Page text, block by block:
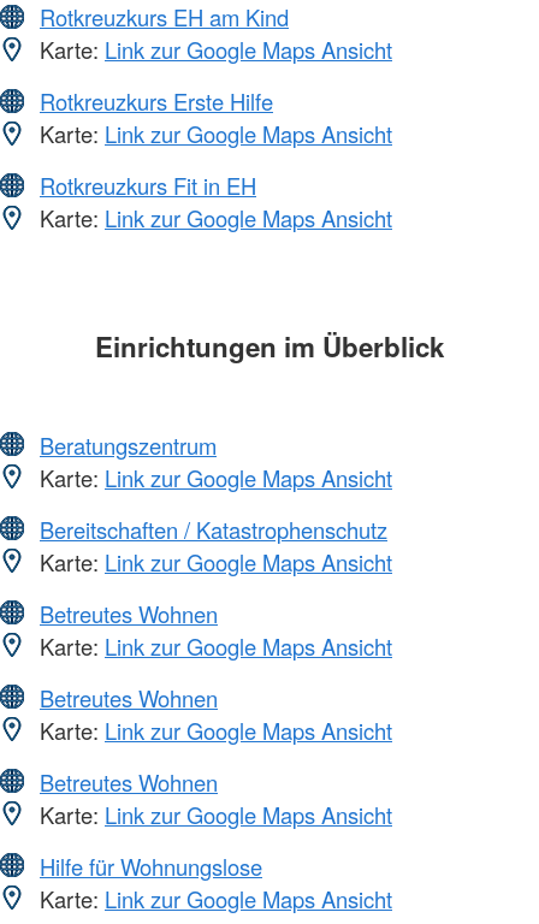
Rotkreuzkurs EH am Kind
Karte: Link zur Google Maps Ansicht
Rotkreuzkurs Erste Hilfe
Karte: Link zur Google Maps Ansicht
Rotkreuzkurs Fit in EH
Karte: Link zur Google Maps Ansicht
Einrichtungen im Überblick
Beratungszentrum
Karte: Link zur Google Maps Ansicht
Bereitschaften / Katastrophenschutz
Karte: Link zur Google Maps Ansicht
Betreutes Wohnen
Karte: Link zur Google Maps Ansicht
Betreutes Wohnen
Karte: Link zur Google Maps Ansicht
Betreutes Wohnen
Karte: Link zur Google Maps Ansicht
Hilfe für Wohnungslose
Karte: Link zur Google Maps Ansicht